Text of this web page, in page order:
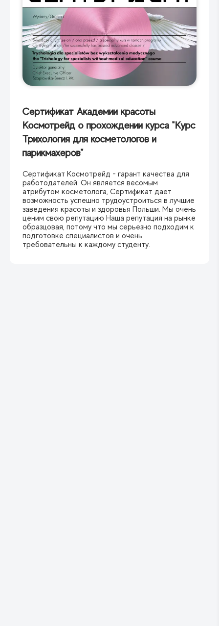
Сертификат Академии красоты
Космотрейд о прохождении курса "Курс
Трихология для косметологов и
парикмахеров"
Сертификат Космотрейд - гарант качества для
работодателей. Он является весомым
атрибутом косметолога, Сертификат дает
возможность успешно трудоустроиться в лучшие
заведения красоты и здоровья Польши. Мы очень
ценим свою репутацию Наша репутация на рынке
образцовая, потому что мы серьезно подходим к
подготовке специалистов и очень
требовательны к каждому студенту.